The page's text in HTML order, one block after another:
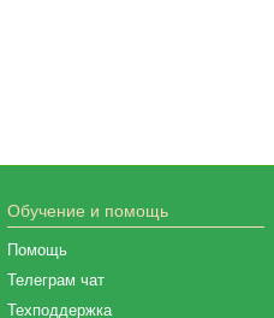
Обучение и помощь
Помощь
Телеграм чат
Техподдержка